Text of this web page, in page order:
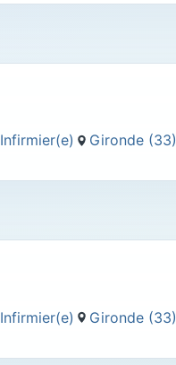
Infirmier(e) Gironde (33)
Infirmier(e) Gironde (33)